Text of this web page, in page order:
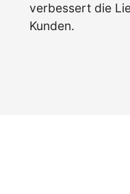
verbessert die
Kunden.